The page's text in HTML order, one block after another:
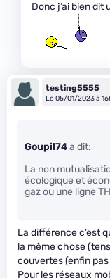
Donc j’ai bien dit
testing5555
Le 05/01/2023 à
Goupil74a dit:
La non
écologique et
gaz ou une ligne
La différence c’est
la même chose
couvertes (enfin pas
Pour les réseaux